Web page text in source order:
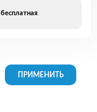
бесплатная.